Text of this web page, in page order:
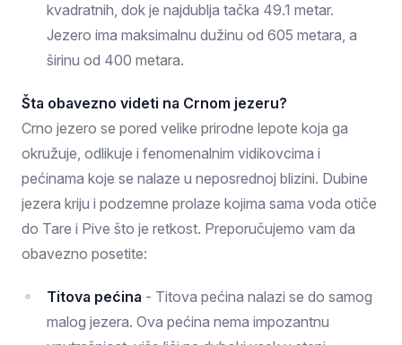
kvadratnih, dok je najdublja tačka 49.1 metar.
Jezero ima maksimalnu dužinu od 605 metara, a
širinu od 400 metara.
Šta obavezno videti na Crnom jezeru?
Crno jezero se pored velike prirodne lepote koja ga
okružuje, odlikuje i fenomenalnim vidikovcima i
pećinama koje se nalaze u neposrednoj blizini. Dubine
jezera kriju i podzemne prolaze kojima sama voda otiče
do Tare i Pive što je retkost. Preporučujemo vam da
obavezno posetite:
Titova pećina - Titova pećina nalazi se do samog
malog jezera. Ova pećina nema impozantnu